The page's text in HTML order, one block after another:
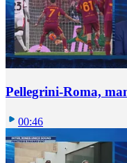
Pellegrini-Roma,
00:46